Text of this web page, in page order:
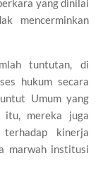
yang dinilai
mencerminkan
tuntutan, di
hukum secara
Umum yang
itu, mereka juga
kinerja
marwah institusi